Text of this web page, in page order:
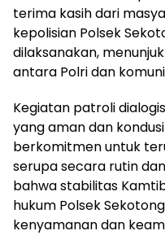
terima kasih dari
kepolisian Polsek
dilaksanakan,
antara Polri dan
Kegiatan patroli
yang aman dan
berkomitmen untuk
serupa secara rutin
bahwa stabilitas
hukum Polsek
kenyamanan dan